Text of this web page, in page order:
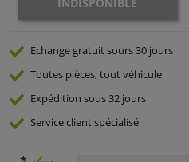
Promotions et réductions
Capteurs & électronique
INDISPONIBLE
Échange gratuitsours 30 jours
Toutes pièces, tout véhicule
Expédition sous 32 jours
Serviceclient spécialisé